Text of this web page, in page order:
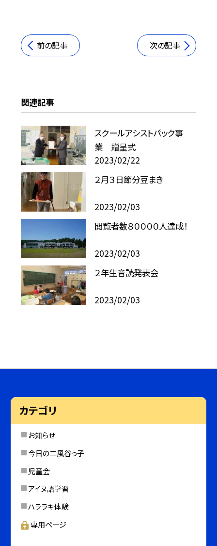
前の記事 次の記事
関連記事
スクールアシストパック事
業 贈呈式
2023/02/22
２月３日節分豆まき
2023/02/03
閲覧者数８００００人達成！
2023/02/03
２年生音読発表会
2023/02/03
カテゴリ
お知らせ
今日の二風谷っ子
児童会
アイヌ語学習
ハララキ体験
専用ページ